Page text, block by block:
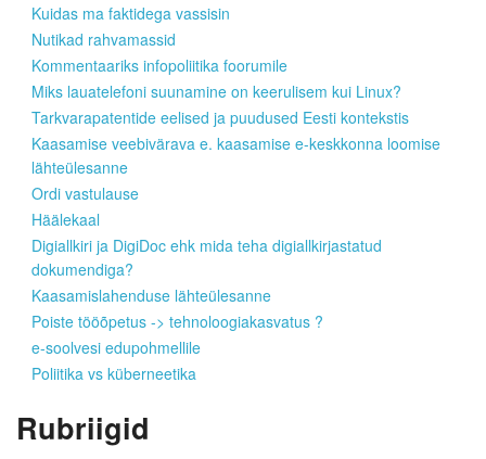
Kuidas ma faktidega vassisin
Nutikad rahvamassid
Kommentaariks infopoliitika foorumile
Miks lauatelefoni suunamine on keerulisem kui Linux?
Tarkvarapatentide eelised ja puudused Eesti kontekstis
Kaasamise veebivärava e. kaasamise e-keskkonna loomise
lähteülesanne
Ordi vastulause
Häälekaal
Digiallkiri ja DigiDoc ehk mida teha digiallkirjastatud
dokumendiga?
Kaasamislahenduse lähteülesanne
Poiste tööõpetus -> tehnoloogiakasvatus ?
e-soolvesi edupohmellile
Poliitika vs küberneetika
Rubriigid